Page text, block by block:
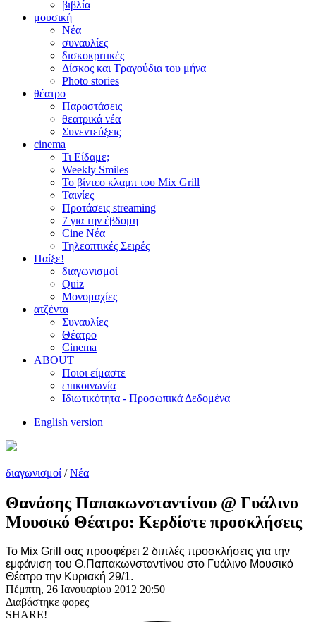
βιβλία
μουσική
Νέα
συναυλίες
δισκοκριτικές
Δίσκος και Τραγούδια του μήνα
Photo stories
θέατρο
Παραστάσεις
θεατρικά νέα
Συνεντεύξεις
cinema
Τι Είδαμε;
Weekly Smiles
Το βίντεο κλαμπ του Mix Grill
Ταινίες
Προτάσεις streaming
7 για την έβδομη
Cine Νέα
Τηλεοπτικές Σειρές
Παίξε!
διαγωνισμοί
Quiz
Μονομαχίες
ατζέντα
Συναυλίες
Θέατρο
Cinema
ABOUT
Ποιοι είμαστε
επικοινωνία
Ιδιωτικότητα - Προσωπικά Δεδομένα
English version
διαγωνισμοί /Νέα
Θανάσης Παπακωνσταντίνου @ Γυάλινο
Μουσικό Θέατρο: Κερδίστε προσκλήσεις
Το Mix Grill σας προσφέρει 2 διπλές προσκλήσεις για την
εμφάνιση του Θ.Παπακωνσταντίνου στο Γυάλινο Μουσικό
Θέατρο την Κυριακή 29/1.
Πέμπτη, 26 Ιανουαρίου 2012 20:50
Διαβάστηκε φορες
SHARE!